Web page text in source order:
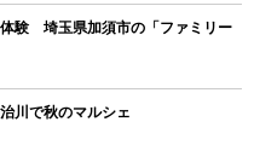
験 埼玉県加須市の「ファミリー
川で秋のマルシェ